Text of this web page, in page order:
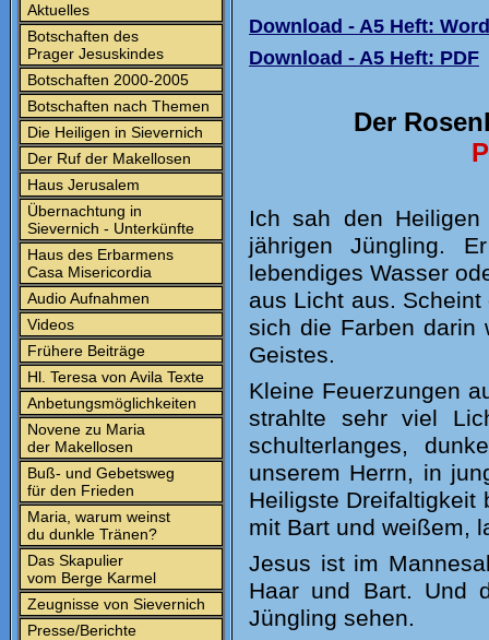
Aktuelles
Botschaften des
Prager Jesuskindes
Botschaften 2000-2005
Botschaften nach Themen
Die Heiligen in Sievernich
Der Ruf der Makellosen
Haus Jerusalem
Übernachtung in
Sievernich - Unterkünfte
Haus des Erbarmens
Casa Misericordia
Audio Aufnahmen
Videos
Frühere Beiträge
Hl. Teresa von Avila Texte
Anbetungsmöglichkeiten
Novene zu Maria
der Makellosen
Buß- und Gebetsweg
für den Frieden
Maria, warum weinst
du dunkle Tränen?
Das Skapulier
vom Berge Karmel
Zeugnisse von Sievernich
Presse/Berichte
Download - A5 Heft: Word
Download - A5 Heft: PDF
Der
Ich sah den
jährigen Jüngling.
lebendiges Wasser
aus Licht aus.
sich die Farben darin
Geistes.
Kleine Feuerzungen
strahlte sehr viel
schulterlanges,
unserem Herrn, in
Heiligste Dreifaltigkeit
mit Bart und weißem,
Jesus ist im
Haar und Bart. Und
Jüngling sehen.